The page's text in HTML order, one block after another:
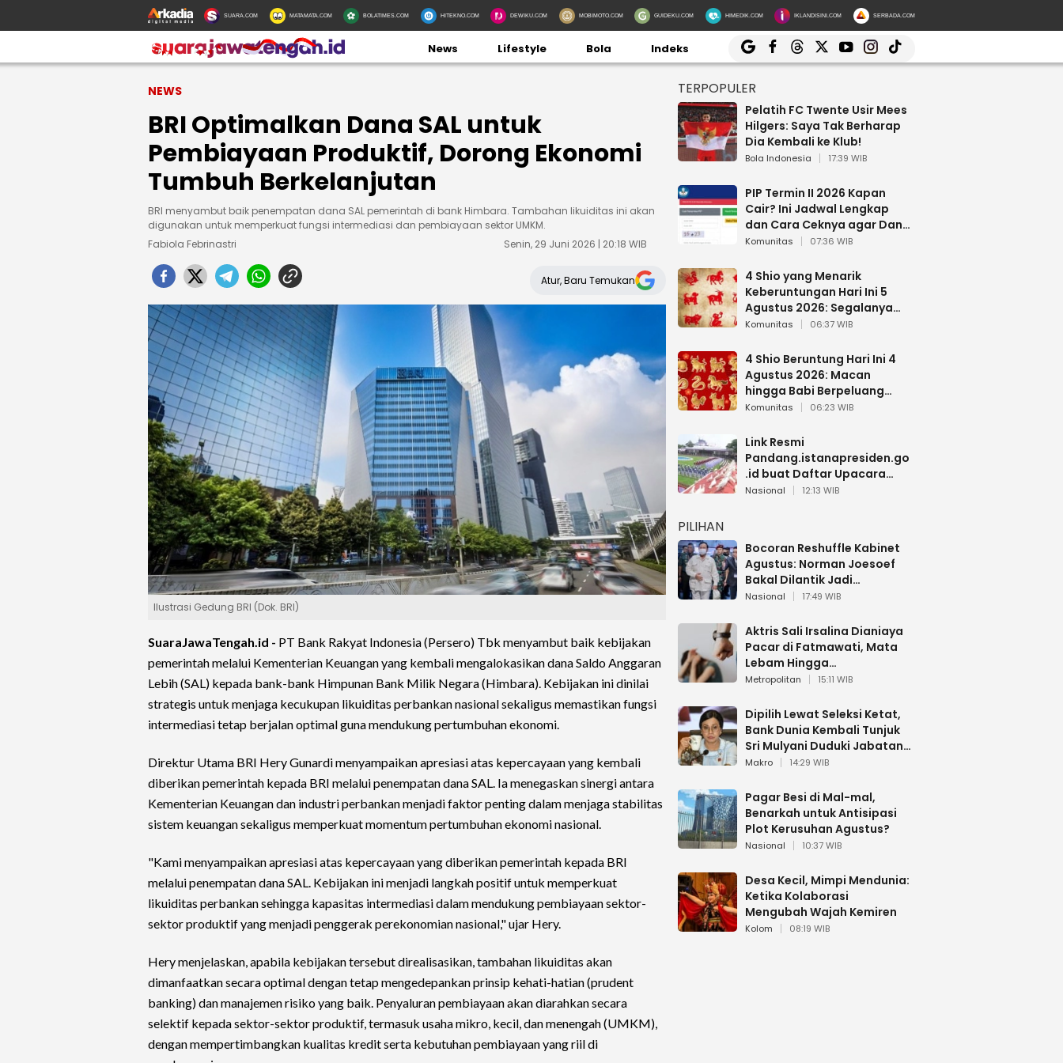
SUARA.COM MATAMATA.COM BOLATIMES.COM HITEKNO.COM DEWIKU.COM MOBIMOTO.COM GUIDEKU.COM HIMEDIK.COM IKLANDISINI.COM SERBADA.COM
News Lifestyle Bola Indeks
NEWS
BRI Optimalkan Dana SAL untuk
Pembiayaan Produktif, Dorong Ekonomi
Tumbuh Berkelanjutan
BRI menyambut baik penempatan dana SAL pemerintah di bank Himbara. Tambahan likuiditas ini akan
digunakan untuk memperkuat fungsi intermediasi dan pembiayaan sektor UMKM.
Fabiola Febrinastri
Senin, 29 Juni 2026 | 20:18 WIB
Atur, Baru Temukan
Ilustrasi Gedung BRI (Dok. BRI)
SuaraJawaTengah.id - PT Bank Rakyat Indonesia (Persero) Tbk menyambut baik kebijakan
pemerintah melalui Kementerian Keuangan yang kembali mengalokasikan dana Saldo Anggaran
Lebih (SAL) kepada bank-bank Himpunan Bank Milik Negara (Himbara). Kebijakan ini dinilai
strategis untuk menjaga kecukupan likuiditas perbankan nasional sekaligus memastikan fungsi
intermediasi tetap berjalan optimal guna mendukung pertumbuhan ekonomi.
Direktur Utama BRI Hery Gunardi menyampaikan apresiasi atas kepercayaan yang kembali
diberikan pemerintah kepada BRI melalui penempatan dana SAL. Ia menegaskan sinergi antara
Kementerian Keuangan dan industri perbankan menjadi faktor penting dalam menjaga stabilitas
sistem keuangan sekaligus memperkuat momentum pertumbuhan ekonomi nasional.
"Kami menyampaikan apresiasi atas kepercayaan yang diberikan pemerintah kepada BRI
melalui penempatan dana SAL. Kebijakan ini menjadi langkah positif untuk memperkuat
likuiditas perbankan sehingga kapasitas intermediasi dalam mendukung pembiayaan sektor-
sektor produktif yang menjadi penggerak perekonomian nasional," ujar Hery.
Hery menjelaskan, apabila kebijakan tersebut direalisasikan, tambahan likuiditas akan
dimanfaatkan secara optimal dengan tetap mengedepankan prinsip kehati-hatian (prudent
banking) dan manajemen risiko yang baik. Penyaluran pembiayaan akan diarahkan secara
selektif kepada sektor-sektor produktif, termasuk usaha mikro, kecil, dan menengah (UMKM),
dengan mempertimbangkan kualitas kredit serta kebutuhan pembiayaan yang riil di
TERPOPULER
Pelatih FC Twente Usir Mees
Hilgers: Saya Tak Berharap
Dia Kembali ke Klub!
Bola Indonesia 17:39 WIB
PIP Termin II 2026 Kapan
Cair? Ini Jadwal Lengkap
dan Cara Ceknya agar Dana
Tidak Hangus!
Komunitas 07:36 WIB
4 Shio yang Menarik
Keberuntungan Hari Ini 5
Agustus 2026: Segalanya
Berjalan Lancar
Komunitas 06:37 WIB
4 Shio Beruntung Hari Ini 4
Agustus 2026: Macan
hingga Babi Berpeluang
Dapat Kabar Baik
Komunitas 06:23 WIB
Link Resmi
Pandang.istanapresiden.go
.id buat Daftar Upacara
Bendera HUT RI di Istana
Nasional 12:13 WIB
PILIHAN
Bocoran Reshuffle Kabinet
Agustus: Norman Joesoef
Bakal Dilantik Jadi
Wamenhan RI
Nasional 17:49 WIB
Aktris Sali Irsalina Dianiaya
Pacar di Fatmawati, Mata
Lebam Hingga
Diselamatkan Polantas
Metropolitan 15:11 WIB
Dipilih Lewat Seleksi Ketat,
Bank Dunia Kembali Tunjuk
Sri Mulyani Duduki Jabatan
Strategis
Makro 14:29 WIB
Pagar Besi di Mal-mal,
Benarkah untuk Antisipasi
Plot Kerusuhan Agustus?
Nasional 10:37 WIB
Desa Kecil, Mimpi Mendunia:
Ketika Kolaborasi
Mengubah Wajah Kemiren
Kolom 08:19 WIB